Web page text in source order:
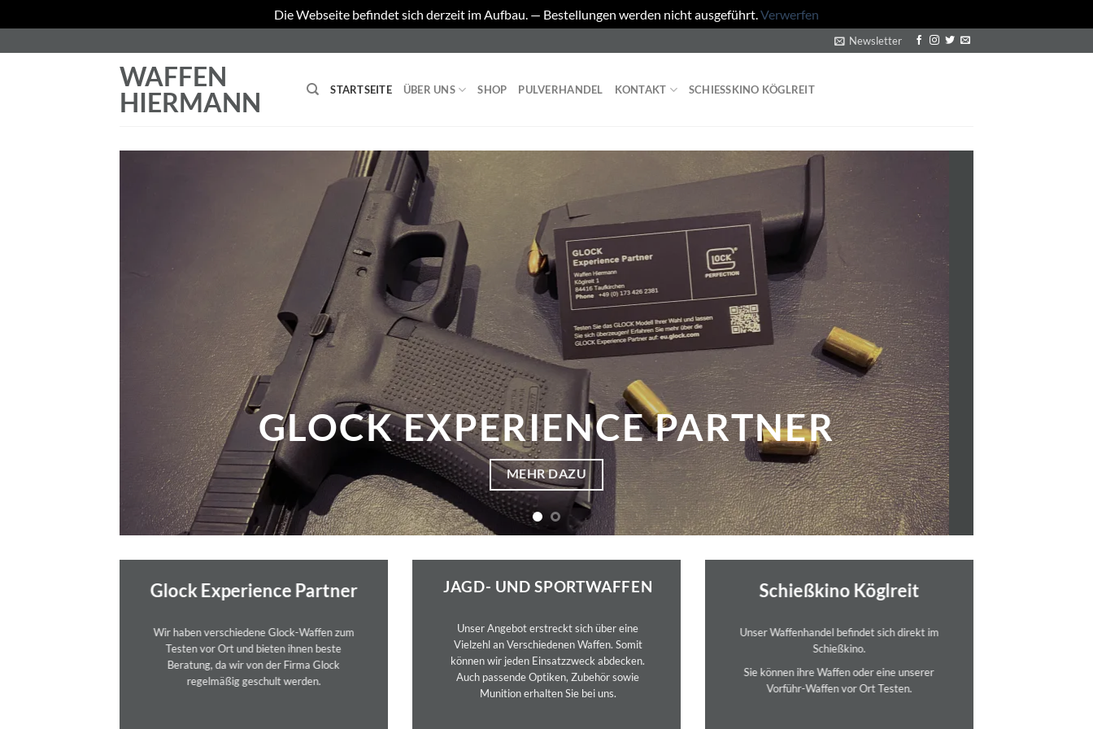
Die Webseite befindet sich derzeit im Aufbau. — Bestellungen werden nicht ausgeführt.Verwerfen
Inhalt
Newsletter
WAFFEN
HIERMANN
STARTSEITE ÜBER UNS SHOP PULVERHANDEL KONTAKT SCHIESSKINO KÖGLREIT
GLOCK EXPERIENCE PARTNER
MEHR DAZU
Glock Experience Partner
Wir haben verschiedene Glock-Waffen zum
Testen vor Ort und bieten ihnen beste
Beratung, da wir von der Firma Glock
regelmäßig geschult werden.
JAGD- UND SPORTWAFFEN
Unser Angebot erstreckt sich über eine
Vielzehl an Verschiedenen Waffen. Somit
können wir jeden Einsatzzweck abdecken.
Auch passende Optiken, Zubehör sowie
Munition erhalten Sie bei uns.
Schießkino Köglreit
Unser Waffenhandel befindet sich direkt im
Schießkino.
Sie können ihre Waffen oder eine unserer
Vorführ-Waffen vor Ort Testen.